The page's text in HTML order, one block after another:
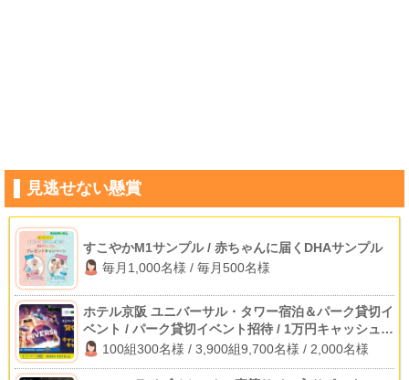
見逃せない懸賞
すこやかM1サンプル / 赤ちゃんに届くDHAサンプル
毎月1,000名様 / 毎月500名様
ホテル京阪 ユニバーサル・タワー宿泊＆パーク貸切イ
ベント / パーク貸切イベント招待 / 1万円キャッシュバ
ック100組300名様 / 3,900組9,700名様 / 2,000名様